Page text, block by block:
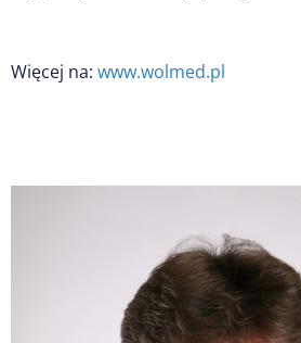
Więcej na: www.wolmed.pl